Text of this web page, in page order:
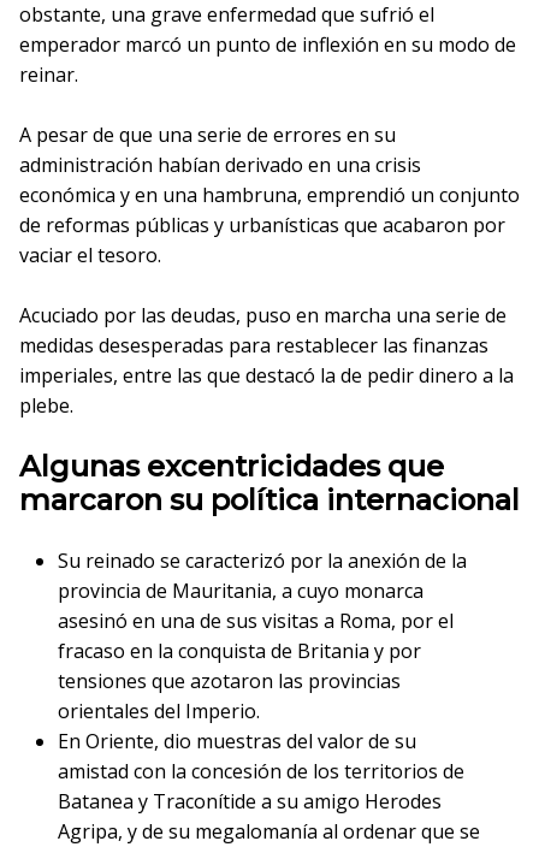
obstante, una grave enfermedad que sufrió el
emperador marcó un punto de inflexión en su modo de
reinar.
A pesar de que una serie de errores en su
administración habían derivado en una crisis
económica y en una hambruna, emprendió un conjunto
de reformas públicas y urbanísticas que acabaron por
vaciar el tesoro.
Acuciado por las deudas, puso en marcha una serie de
medidas desesperadas para restablecer las finanzas
imperiales, entre las que destacó la de pedir dinero a la
plebe.
Algunas excentricidades que
marcaron su política internacional
Su reinado se caracterizó por la anexión de la
provincia de Mauritania, a cuyo monarca
asesinó en una de sus visitas a Roma, por el
fracaso en la conquista de Britania y por
tensiones que azotaron las provincias
orientales del Imperio.
En Oriente, dio muestras del valor de su
amistad con la concesión de los territorios de
Batanea y Traconítide a su amigo Herodes
Agripa, y de su megalomanía al ordenar que se